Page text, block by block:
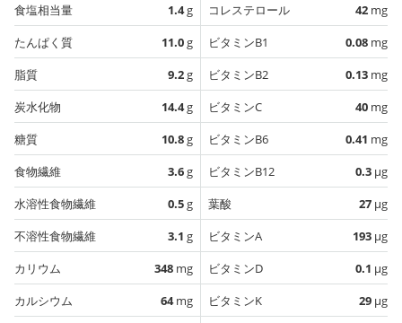
食塩相当量
1.4g
たんぱく質
11.0g
脂質
9.2g
炭水化物
14.4g
糖質
10.8g
食物繊維
3.6g
水溶性食物繊維
0.5g
不溶性食物繊維
3.1 g
カリウム
348 mg
カルシウム
64mg
コレステロール
42 mg
ビタミンB1
0.08 mg
ビタミンB2
0.13 mg
ビタミンC
40 mg
ビタミンB6
0.41 mg
ビタミンB12
0.3 µg
葉酸
27 µg
ビタミンA
193 µg
ビタミンD
0.1 µg
ビタミンK
29 µg